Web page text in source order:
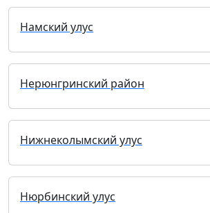
Намский улус
Нерюнгринский район
Нижнеколымский улус
Нюрбинский улус